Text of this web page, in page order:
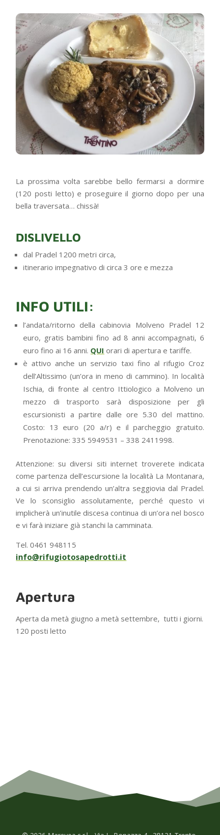
La prossima volta sarebbe bello fermarsi a dormire
(120 posti letto) e proseguire il giorno dopo per una
bella traversata… chissà!
DISLIVELLO
dal Pradel 1200 metri circa,
itinerario impegnativo di circa 3 ore e mezza
INFO UTILI:
l’andata/ritorno della cabinovia Molveno Pradel 12
euro, gratis bambini fino ad 8 anni accompagnati, 6
euro fino ai 16 anni. QUI orari di apertura e tariffe.
è attivo anche un servizio taxi fino al rifugio Croz
dell’Altissimo (un’ora in meno di cammino). In località
Ischia, di fronte al centro Ittiologico a Molveno un
mezzo di trasporto sarà disposizione per gli
escursionisti a partire dalle ore 5.30 del mattino.
Costo: 13 euro (20 a/r) e il parcheggio gratuito.
Prenotazione: 335 5949531 – 338 2411998.
Attenzione: su diversi siti internet troverete indicata
come partenza dell’escursione la località La Montanara,
a cui si arriva prendendo un’altra seggiovia dal Pradel.
Ve lo sconsiglio assolutamente, perché questo vi
implicherà un’inutile discesa continua di un’ora nel bosco
e vi farà iniziare già stanchi la camminata.
Tel. 0461 948115
info@rifugiotosapedrotti.it
Apertura
Aperta da metà giugno a metà settembre, tutti i giorni.
120 posti letto